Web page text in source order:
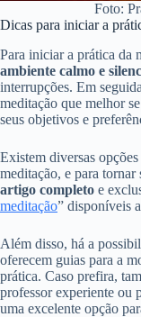
Foto:
Dicas para iniciar a
Para iniciar a prática da
ambiente calmo e
interrupções. Em
meditação que melhor
seus objetivos e
Existem diversas
meditação, e para
artigo completo e
meditação” disponíveis
Além disso, há a
oferecem guias para a
prática. Caso prefira,
professor experiente ou
uma excelente opção